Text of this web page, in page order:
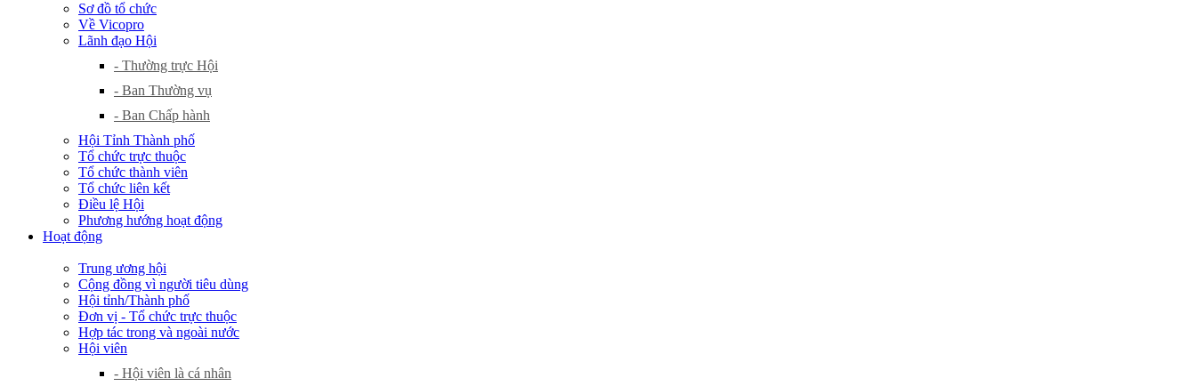
Sơ đồ tổ chức
Về Vicopro
Lãnh đạo Hội
- Thường trực Hội
- Ban Thường vụ
- Ban Chấp hành
Hội Tỉnh Thành phố
Tổ chức trực thuộc
Tổ chức thành viên
Tổ chức liên kết
Điều lệ Hội
Phương hướng hoạt động
Hoạt động
Trung ương hội
Cộng đồng vì người tiêu dùng
Hội tỉnh/Thành phố
Đơn vị - Tổ chức trực thuộc
Hợp tác trong và ngoài nước
Hội viên
- Hội viên là cá nhân